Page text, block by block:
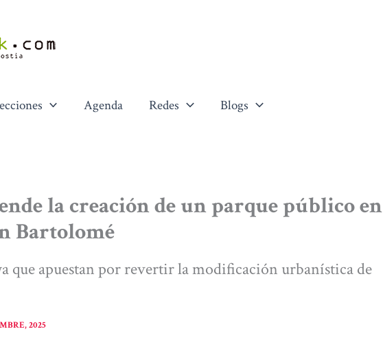
Agenda Redes Blogs
la creación de un parque público en
Bartolomé
que apuestan por revertir la modificación urbanística de
2025